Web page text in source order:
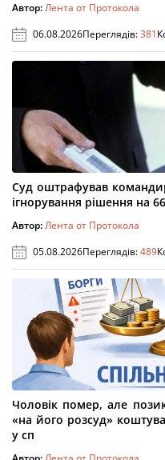
Автор:Лента от Протокола
06.08.2026Переглядів:381
Суд оштрафував
ігнорування рішення на
Автор:Лента от Протокола
05.08.2026Переглядів:489
Чоловік помер, але
«на його розсуд»
у сп